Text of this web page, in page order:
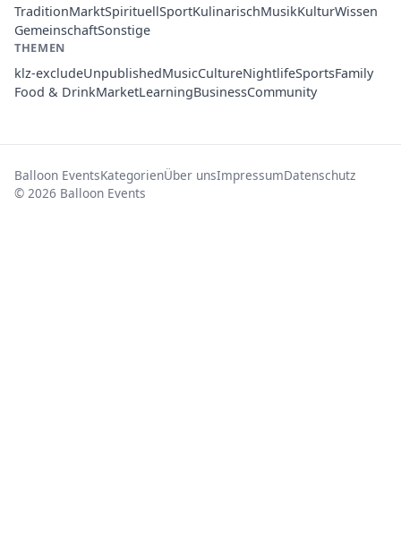
TraditionMarktSpirituellSportKulinarischMusikKulturWissen
GemeinschaftSonstige
THEMEN
klz-excludeUnpublishedMusicCultureNightlifeSportsFamily
Food & DrinkMarketLearningBusinessCommunity
Balloon EventsKategorienÜber unsImpressumDatenschutz
© 2026 Balloon Events